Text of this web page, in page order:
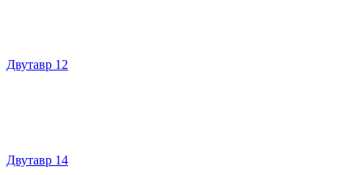
Двутавр 12
Двутавр 14